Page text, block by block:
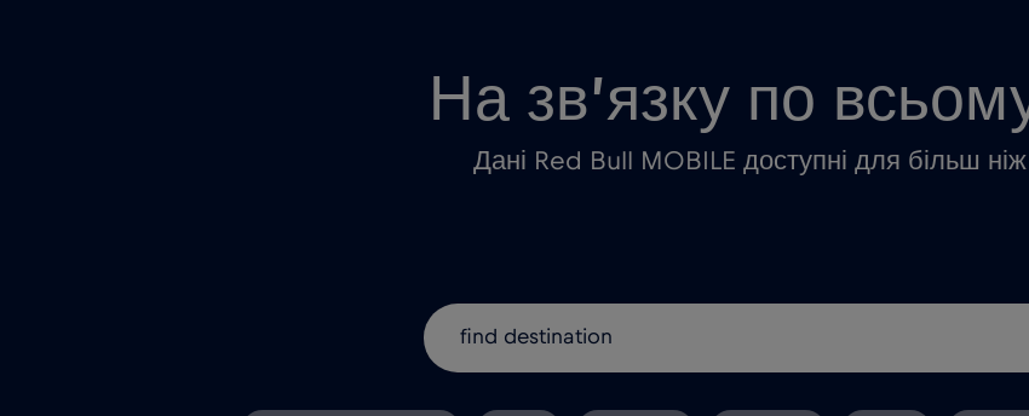
На зв’язку по
Дані Red Bull MOBILE доступні для більш